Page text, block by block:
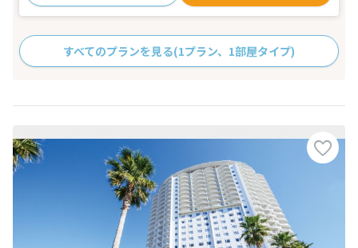
すべてのプランを見る(1プラン、1部屋タイプ)